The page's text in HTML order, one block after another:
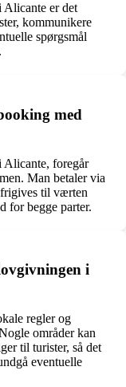
Alicante er det
kommunikere
spørgsmål
med
Alicante, foregår
Man betaler via
til værten
for begge parter.
i
regler og
områder kan
til turister, så det
eventuelle